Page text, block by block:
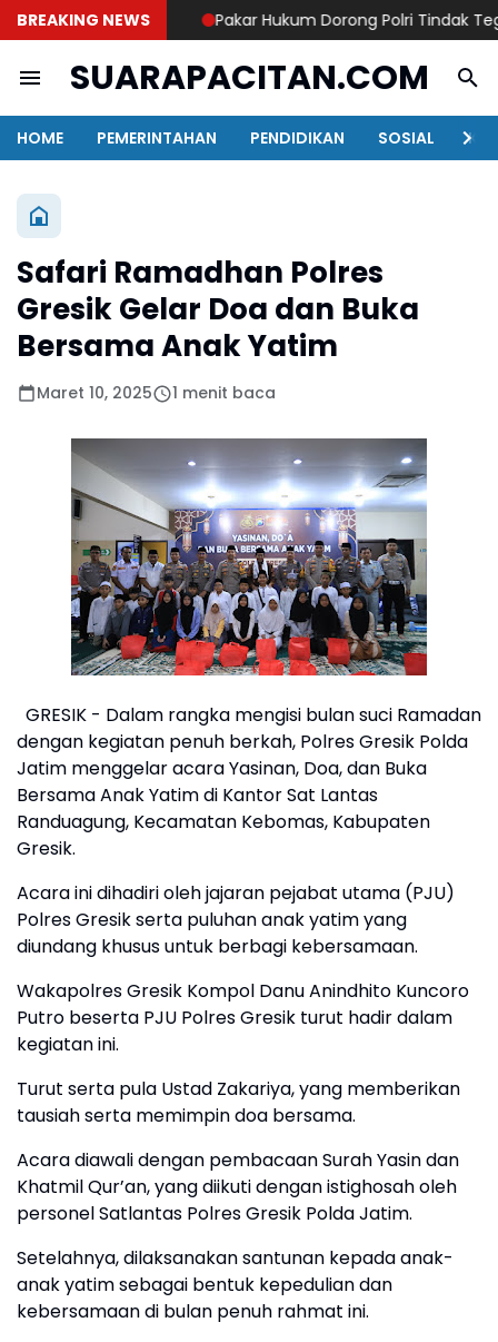
BREAKING NEWS Pakar Hukum Dorong Polri Tindak
SUARAPACITAN.COM
HOME PEMERINTAHAN PENDIDIKAN SOSIAL
Safari Ramadhan Polres
Gresik Gelar Doa dan Buka
Bersama Anak Yatim
Maret 10, 2025 1 menit baca
GRESIK - Dalam rangka mengisi bulan suci Ramadan
dengan kegiatan penuh berkah, Polres Gresik Polda
Jatim menggelar acara Yasinan, Doa, dan Buka
Bersama Anak Yatim di Kantor Sat Lantas
Randuagung, Kecamatan Kebomas, Kabupaten
Gresik.
Acara ini dihadiri oleh jajaran pejabat utama (PJU)
Polres Gresik serta puluhan anak yatim yang
diundang khusus untuk berbagi kebersamaan.
Wakapolres Gresik Kompol Danu Anindhito Kuncoro
Putro beserta PJU Polres Gresik turut hadir dalam
kegiatan ini.
Turut serta pula Ustad Zakariya, yang memberikan
tausiah serta memimpin doa bersama.
Acara diawali dengan pembacaan Surah Yasin dan
Khatmil Qur’an, yang diikuti dengan istighosah oleh
personel Satlantas Polres Gresik Polda Jatim.
Setelahnya, dilaksanakan santunan kepada anak-
anak yatim sebagai bentuk kepedulian dan
kebersamaan di bulan penuh rahmat ini.